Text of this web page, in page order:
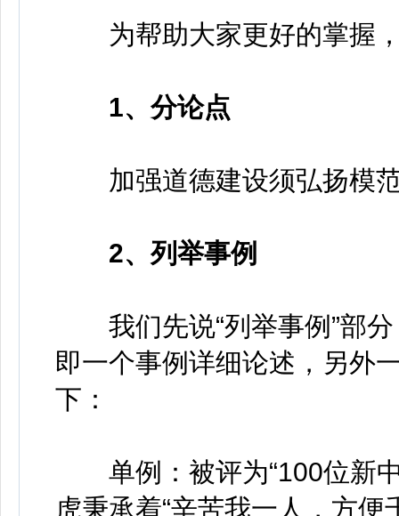
为帮助大家更好的掌握，
1、分论点
加强道德建设须弘扬模范
2、列举事例
我们先说“列举事例”部分
即一个事例详细论述，另外
下：
单例：被评为“100位新中
虎秉承着“辛苦我一人，方